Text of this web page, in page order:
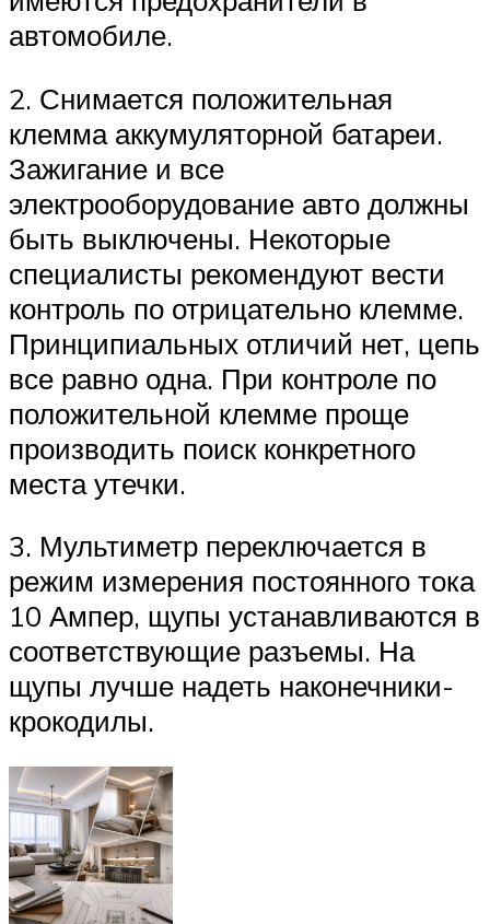
автомобиле.
2. Снимается положительная
клемма аккумуляторной батареи.
Зажигание и все
электрооборудование авто должны
быть выключены. Некоторые
специалисты рекомендуют вести
контроль по отрицательно клемме.
Принципиальных отличий нет, цепь
все равно одна. При контроле по
положительной клемме проще
производить поиск конкретного
места утечки.
3. Мультиметр переключается в
режим измерения постоянного тока
10 Ампер, щупы устанавливаются в
соответствующие разъемы. На
щупы лучше надеть наконечники-
крокодилы.